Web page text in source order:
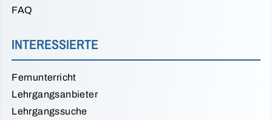
FAQ
INTERESSIERTE
Fernunterricht
Lehrgangsanbieter
Lehrgangssuche